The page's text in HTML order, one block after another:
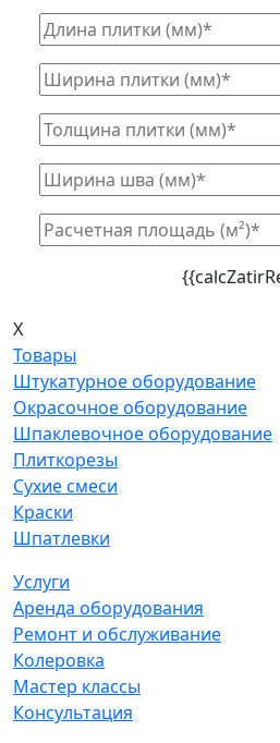
X
Товары
Штукатурное оборудование
Окрасочное оборудование
Шпаклевочное оборудование
Плиткорезы
Сухие смеси
Краски
Шпатлевки
Услуги
Аренда оборудования
Ремонт и обслуживание
Колеровка
Мастер классы
Консультация